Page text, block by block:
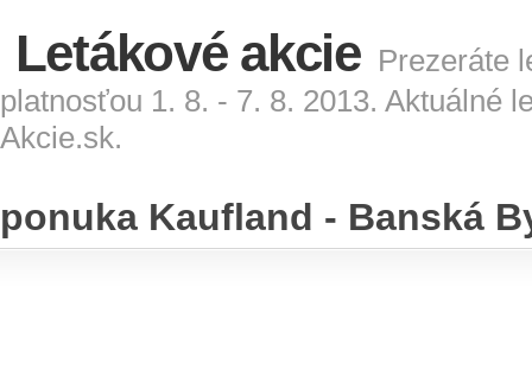
Letákové akcie Prezeráte
platnosťou 1. 8. - 7. 8. 2013. Aktuálné
Akcie.sk.
ponuka Kaufland - Banská